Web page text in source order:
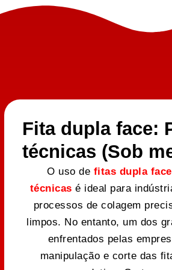
Fita dupla face:
técnicas (Sob
O uso de fitas dupla
técnicas é ideal para
processos de colagem
limpos. No entanto, um dos
enfrentados pelas
manipulação e corte das